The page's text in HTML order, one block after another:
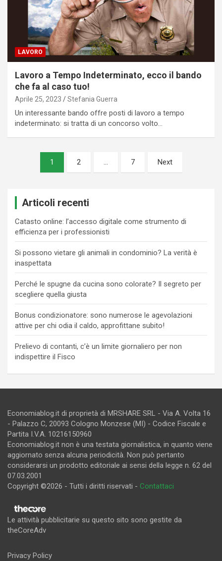
LAVORO
Lavoro a Tempo Indeterminato, ecco il bando
che fa al caso tuo!
Aprile 25, 2023 Stefania Guerra
Un interessante bando offre posti di lavoro a tempo
indeterminato: si tratta di un concorso volto…
Paginazione
1 2 … 7 Next
Articoli recenti
Catasto online: l’accesso digitale come strumento di
efficienza per i professionisti
Si possono vietare gli animali in condominio? La verità è
inaspettata
Perché le spugne da cucina sono colorate? Il segreto per
scegliere quella giusta
Bonus condizionatore: sono numerose le agevolazioni
attive per chi odia il caldo, approfittane subito!
Prelievo di contanti, c’è un limite giornaliero per non
indispettire il Fisco
Economiablog.it di proprietà di MRSHARE SRL - Via A. Volta 16
- Palazzo C, 20093 Cologno Monzese (MI) - Codice Fiscale e
Partita I.V.A. 10216150960
Economiablog.it non è una testata giornalistica, in quanto viene
aggiornato senza alcuna periodicità. Non può pertanto
considerarsi un prodotto editoriale ai sensi della legge n. 62 del
07.03.2001
Copyright ©2026 - Tutti i diritti riservati - Contattaci
Le attività pubblicitarie su questo sito sono gestite da
theCoreAdv
Privacy Policy